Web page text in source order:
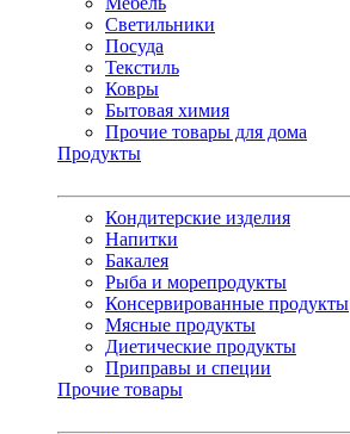
Светильники
Посуда
Текстиль
Ковры
Бытовая химия
Прочие товары для дома
Продукты
Кондитерские изделия
Напитки
Бакалея
Рыба и морепродукты
Консервированные продукты
Мясные продукты
Диетические продукты
Приправы и специи
Прочие товары